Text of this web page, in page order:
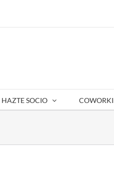
HAZTE SOCIO